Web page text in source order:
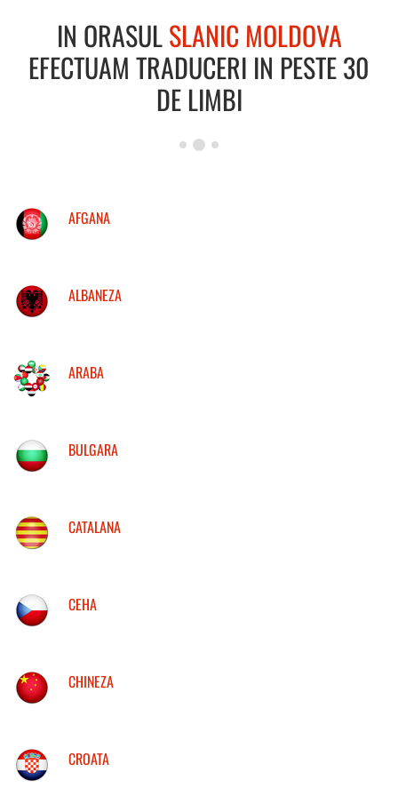
IN ORASULSLANIC MOLDOVA
EFECTUAM TRADUCERI IN PESTE 30
DE LIMBI
AFGANA
ALBANEZA
ARABA
BULGARA
CATALANA
CEHA
CHINEZA
CROATA